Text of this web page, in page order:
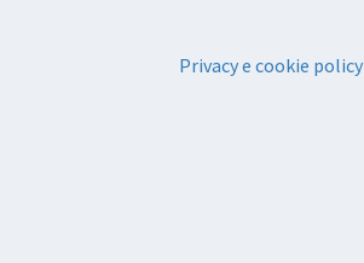
Privacy e cookie policy